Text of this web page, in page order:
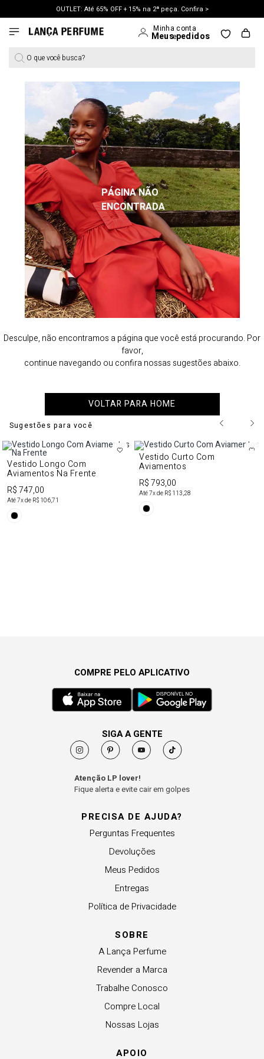
OUTLET: Até 65% OFF + 15% na 2ª peça. Confira >
LANÇAMENTO PRIMAVERA 27. Clique e aproveite.
O que você busca?
PÁGINA NÃO
ENCONTRADA
Desculpe, não encontramos a página que você está procurando. Por
favor,
continue navegando ou confira nossas sugestões abaixo.
VOLTAR PARA HOME
Sugestões para você
Vestido Longo Com
Aviamentos Na Frente
R$ 747,00
Até7x de R$ 106,71
Vestido Curto Com
Aviamentos
R$ 793,00
Até7x de R$ 113,28
PRECISA DE AJUDA?
Perguntas Frequentes
Devoluções
Meus Pedidos
Entregas
Política de Privacidade
SOBRE
A Lança Perfume
Revender a Marca
Trabalhe Conosco
Compre Local
Nossas Lojas
APOIO
COMPRE PELO APLICATIVO
SIGA A GENTE
Atenção LP lover!
Fique alerta e evite cair em golpes